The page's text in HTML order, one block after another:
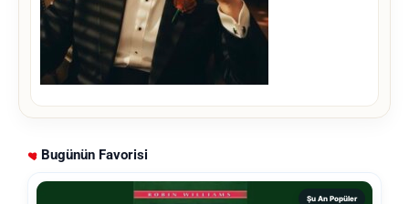
Bugünün Favorisi
Şu An Popüler